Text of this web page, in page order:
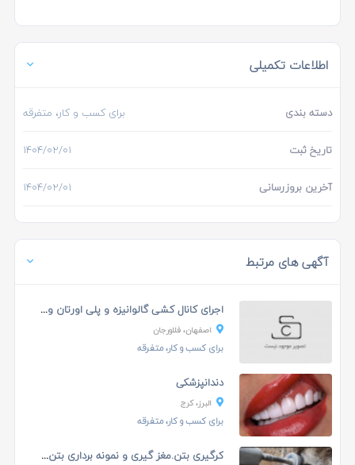
اطلاعات تکمیلی
دسته بندی برای کسب و کار، متفرقه
تاریخ ثبت ۱۴۰۴/۰۲/۰۱
آخرین بروزرسانی ۱۴۰۴/۰۲/۰۱
آگهی های مرتبط
اجرای کانال کشی گالوانیزه و پلی اورتان و لوله ...
اصفهان، فلاورجان
برای کسب و کار، متفرقه
دندانپزشکی
البرز، کرج
برای کسب و کار، متفرقه
کرگیری بتن.مغز گیری و نمونه برداری بتن های مسلح